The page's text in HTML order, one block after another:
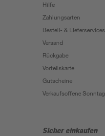
Hilfe
Zahlungsarten
Bestell- & Lieferservices
Versand
Rückgabe
Vorteilskarte
Gutscheine
Verkaufsoffene
Sicher einkaufen